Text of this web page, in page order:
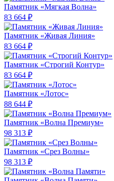
Памятник «Мягкая Волна»
83 664 ₽
Памятник «Живая Линия»
83 664 ₽
Памятник «Строгий Контур»
83 664 ₽
Памятник «Лотос»
88 644 ₽
Памятник «Волна Премиум»
98 313 ₽
Памятник «Срез Волны»
98 313 ₽